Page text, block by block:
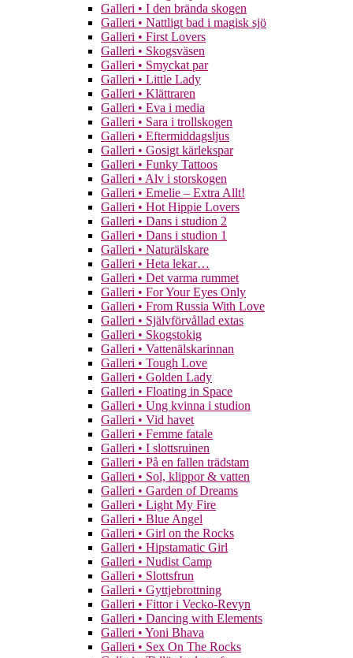
Galleri • I den brända skogen
Galleri • Nattligt bad i magisk sjö
Galleri • First Lovers
Galleri • Skogsväsen
Galleri • Smyckat par
Galleri • Little Lady
Galleri • Klättraren
Galleri • Eva i media
Galleri • Sara i trollskogen
Galleri • Eftermiddagsljus
Galleri • Gosigt kärlekspar
Galleri • Funky Tattoos
Galleri • Alv i storskogen
Galleri • Emelie – Extra Allt!
Galleri • Hot Hippie Lovers
Galleri • Dans i studion 2
Galleri • Dans i studion 1
Galleri • Naturälskare
Galleri • Heta lekar…
Galleri • Det varma rummet
Galleri • For Your Eyes Only
Galleri • From Russia With Love
Galleri • Självförvållad extas
Galleri • Skogstokig
Galleri • Vattenälskarinnan
Galleri • Tough Love
Galleri • Golden Lady
Galleri • Floating in Space
Galleri • Ung kvinna i studion
Galleri • Vid havet
Galleri • Femme fatale
Galleri • I slottsruinen
Galleri • På en fallen trädstam
Galleri • Sol, klippor & vatten
Galleri • Garden of Dreams
Galleri • Light My Fire
Galleri • Blue Angel
Galleri • Girl on the Rocks
Galleri • Hipstamatic Girl
Galleri • Nudist Camp
Galleri • Slottsfrun
Galleri • Gyttjebrottning
Galleri • Fittor i Vecko-Revyn
Galleri • Dancing with Elements
Galleri • Yoni Bhava
Galleri • Sex On The Rocks